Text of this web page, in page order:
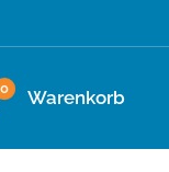
0 Warenkorb